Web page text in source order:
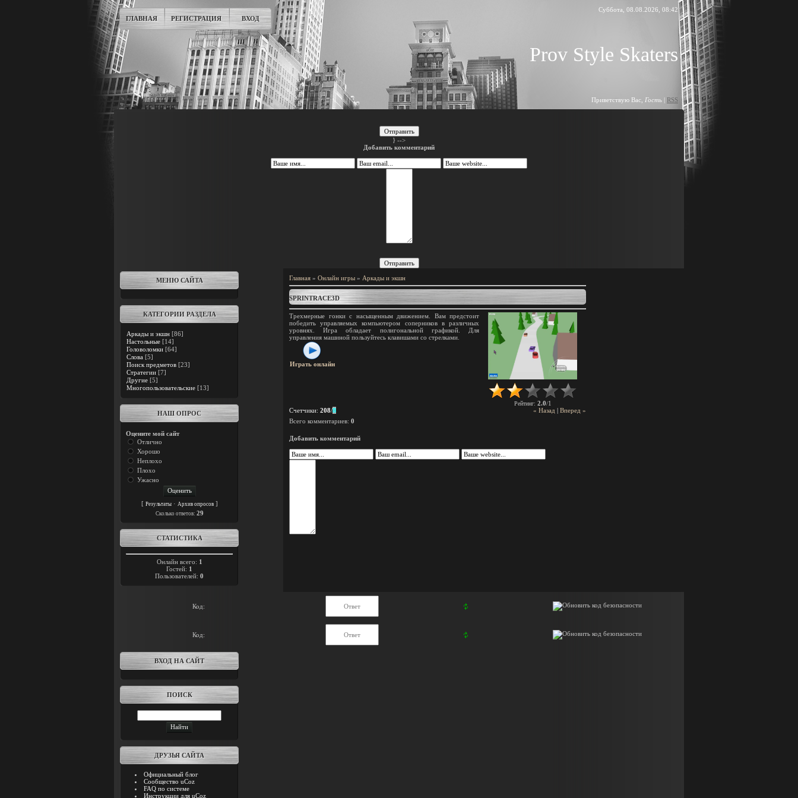
ГЛАВНАЯ РЕГИСТРАЦИЯ ВХОД
Суббота, 08.08.2026, 08:42
Prov Style Skaters
Приветствую Вас Гость | RSS
Отправить
} -->
Добавить комментарий
Отправить
МЕНЮ САЙТА
КАТЕГОРИИ РАЗДЕЛА
Аркады и экшн [86]
Настольные [14]
Головоломки [64]
Слова [5]
Поиск предметов [23]
Стратегии [7]
Другие [5]
Многопользовательские [13]
НАШ ОПРОС
Оцените мой сайт
Отлично
Хорошо
Неплохо
Плохо
Ужасно
[ Результаты· Архив опросов]
Cколько ответов: 29
СТАТИСТИКА
Онлайн всего: 1
Гостей: 1
Пользователей: 0
Главная » Онлайн игры » Аркады и экшн
SPRINTRACE3D
Трехмерные гонки с насыщенным движением. Вам предстоит
победить управляемых компьютером соперников в различных
уровнях. Игра обладает полигональной графикой. Для
управления машиной пользуйтесь клавишами со стрелками.
Играть онлайн
Рейтинг: 2.0/1
« Назад | Вперед »
Счетчики: 208/8
Всего комментариев: 0
Добавить комментарий
Код:
Код:
ВХОД НА САЙТ
ПОИСК
ДРУЗЬЯ САЙТА
Официальный блог
Сообщество uCoz
FAQ по системе
Инструкции для uCoz